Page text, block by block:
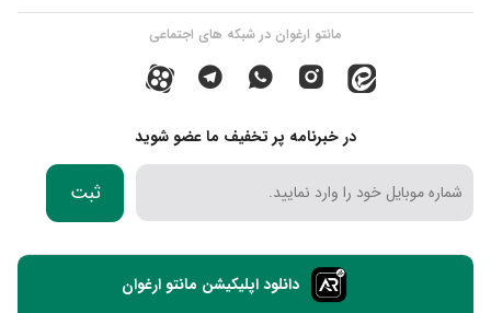
مانتو ارغوان در شبکه های اجتماعی
در خبرنامه پر تخفیف ما عضو شوید
ثبت
دانلود اپلیکیشن مانتو ارغوان